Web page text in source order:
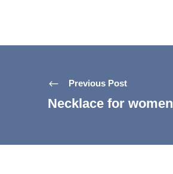
Previous Post
Necklace for women